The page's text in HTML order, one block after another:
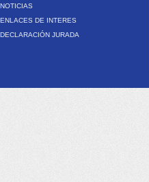
NOTICIAS
ENLACES DE INTERES
DECLARACIÓN JURADA